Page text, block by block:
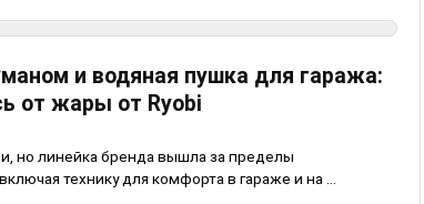
и водяная пушка для гаража:
от жары от Ryobi
но линейка бренда вышла за пределы
технику для комфорта в гараже и на ...